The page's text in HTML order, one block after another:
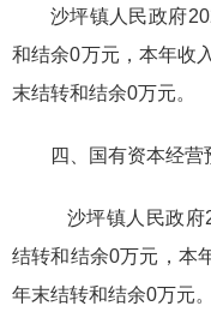
沙坪镇人民政府
和结余0万元，本年收
末结转和结余0万元。
四、国有资本经
沙坪镇人民政府
结转和结余0万元，本
年末结转和结余0万元。